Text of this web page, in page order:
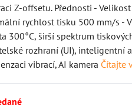
Z-offsetu. Přednosti -
rychlost tisku 500 mm/s -
300°C, širší spektrum
rozhraní (UI), inteligentní
vibrací, AI kamera Čítajte